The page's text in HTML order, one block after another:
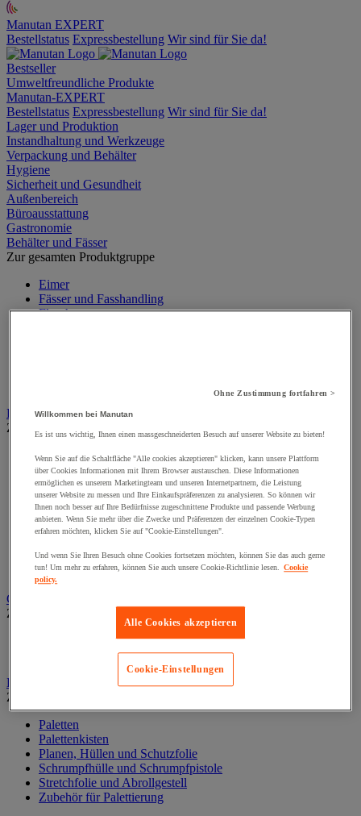
Manutan EXPERT
Bestellstatus Expressbestellung Wir sind für Sie da!
Bestseller
Umweltfreundliche Produkte
Manutan-EXPERT
Bestellstatus Expressbestellung Wir sind für Sie da!
Lager und Produktion
Instandhaltung und Werkzeuge
Verpackung und Behälter
Hygiene
Sicherheit und Gesundheit
Außenbereich
Büroausstattung
Gastronomie
Behälter und Fässer
Zur gesamten Produktgruppe
Eimer
Fässer und Fasshandling
Flaschen
Box und Behälter
Zur gesamten Produktgruppe
Aufbewahrungsbehälter
Box mit Schubfächern
Euronorm-Behälter
Faltbare Box
Schrank für Lagerkästen
Sichtlagerkästen
Transportbehälter
Zubehör für Behälter
Cutter und Sicherheitsmesser
Zur gesamten Produktgruppe
Sicherheits- und Multifunktionsmesser
Zubehör für Sicherheits- und Multifunktionsmesser
Dehnbare Folie, Palette und Palettenbox
Zur gesamten Produktgruppe
Paletten
Palettenkisten
Planen, Hüllen und Schutzfolie
Schrumpfhülle und Schrumpfpistole
Stretchfolie und Abrollgestell
Zubehör für Palettierung
Ohne Zustimmung fortfahren >
Willkommen bei Manutan
Es ist uns wichtig, Ihnen einen massgeschneiderten Besuch auf unserer Website zu bieten!
Wenn Sie auf die Schaltfläche "Alle cookies akzeptieren" klicken, kann unsere Plattform
über Cookies Informationen mit Ihrem Browser austauschen. Diese Informationen
ermöglichen es unserem Marketingteam und unseren Internetpartnern, die Leistung
unserer Website zu messen und Ihre Einkaufspräferenzen zu analysieren. So können wir
Ihnen noch besser auf Ihre Bedürfnisse zugeschnittene Produkte und passende Werbung
anbieten. Wenn Sie mehr über die Zwecke und Präferenzen der einzelnen Cookie-Typen
erfahren möchten, klicken Sie auf "Cookie-Einstellungen".
Und wenn Sie Ihren Besuch ohne Cookies fortsetzen möchten, können Sie das auch gerne
tun! Um mehr zu erfahren, können Sie auch unsere Cookie-Richtlinie lesen.
Cookie
policy.
Alle Cookies akzeptieren
Cookie-Einstellungen